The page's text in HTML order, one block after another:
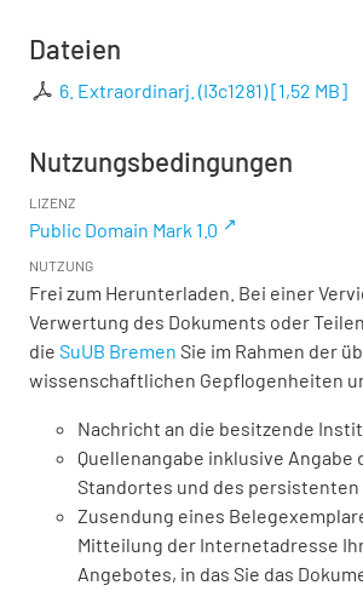
Dateien
6. Extraordinarj. (I3c1281)[1,52 MB]
Nutzungsbedingungen
LIZENZ
Public Domain Mark 1.0
NUTZUNG
Frei zum Herunterladen. Bei einer
Verwertung des Dokuments oder
die SuUB Bremen Sie im Rahmen der
wissenschaftlichen Gepflogenheiten
Nachricht an die besitzende
Quellenangabe inklusive Angabe
Standortes und des
Zusendung eines
Mitteilung der Internetadresse
Angebotes, in das Sie das